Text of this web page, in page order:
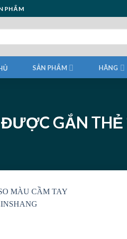
PHẨM
SẢN PHẨM HÃNG
GẮN THẺ